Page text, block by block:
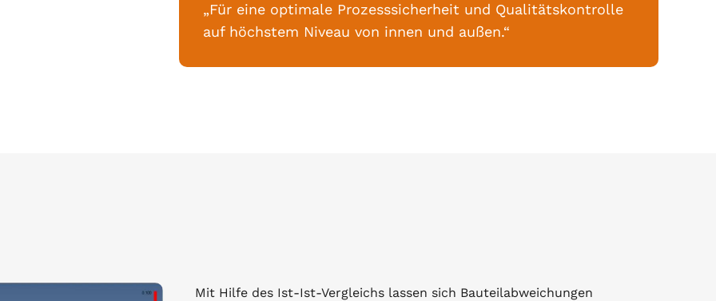
„Für eine optimale Prozesssicherheit und Qualitätskontrolle
auf höchstem Niveau von innen und außen.“
Mit Hilfe des Ist-Ist-Vergleichs lassen sich Bauteilabweichungen